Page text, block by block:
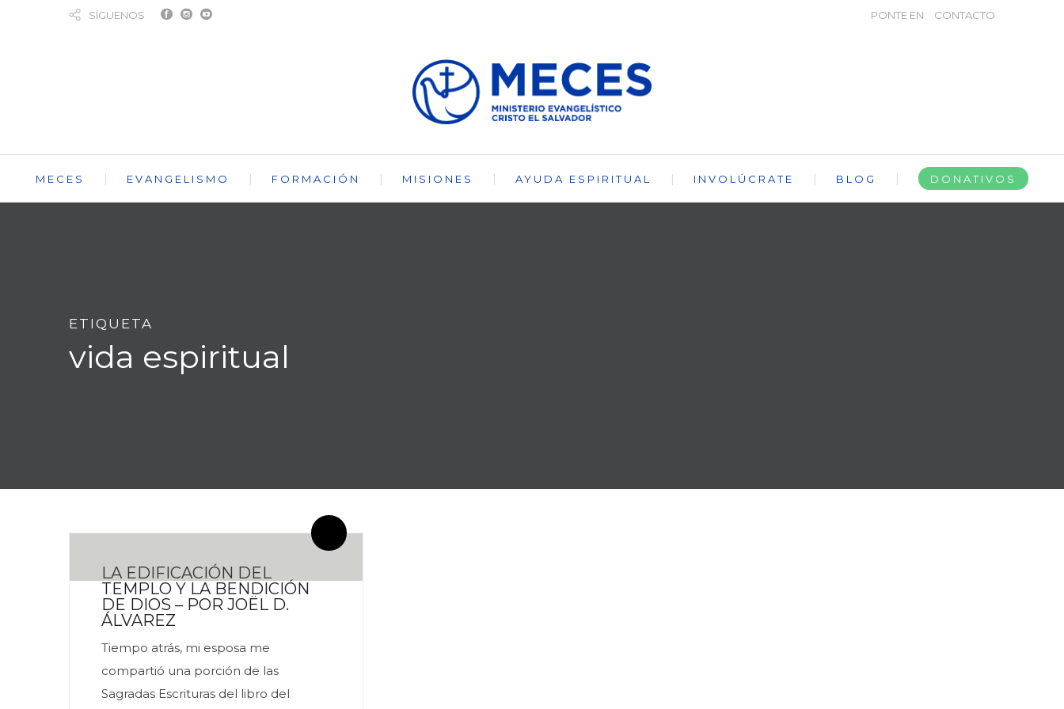
SÍGUENOS PONTE EN: CONTACTO
MECES EVANGELISMO FORMACIÓN MISIONES AYUDA ESPIRITUAL INVOLÚCRATE BLOG DONATIVOS
ETIQUETA
vida espiritual
LA EDIFICACIÓN DEL
TEMPLO Y LA BENDICIÓN
DE DIOS – POR JOËL D.
ÁLVAREZ
Tiempo atrás, mi esposa me
compartió una porción de las
Sagradas Escrituras del libro del